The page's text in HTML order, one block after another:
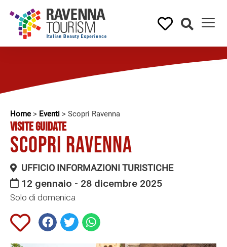
Home > Eventi > Scopri Ravenna
VISITE GUIDATE
Scopri Ravenna
UFFICIO INFORMAZIONI TURISTICHE
12 gennaio - 28 dicembre 2025
Solo di domenica